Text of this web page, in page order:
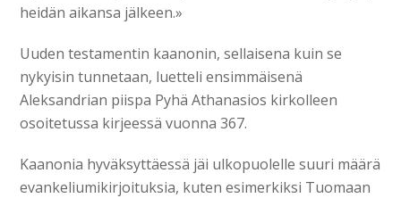
heidän aikansa jälkeen.»
Uuden testamentin kaanonin, sellaisena kuin se
nykyisin tunnetaan, luetteli ensimmäisenä
Aleksandrian piispa Pyhä Athanasios kirkolleen
osoitetussa kirjeessä vuonna 367.
Kaanonia hyväksyttäessä jäi ulkopuolelle suuri määrä
evankeliumikirjoituksia, kuten esimerkiksi Tuomaan